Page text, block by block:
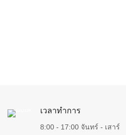
เวลาทำการ
8:00 - 17:00 จันทร์ - เสาร์